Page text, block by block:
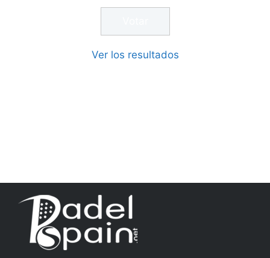
Ver los resultados